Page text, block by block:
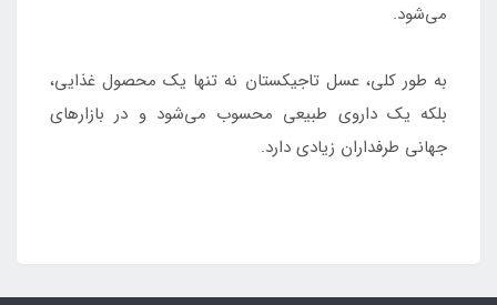
می‌شود.
به طور کلی، عسل تاجیکستان نه تنها یک محصول غذایی،
بلکه یک داروی طبیعی محسوب می‌شود و در بازارهای
جهانی طرفداران زیادی دارد.